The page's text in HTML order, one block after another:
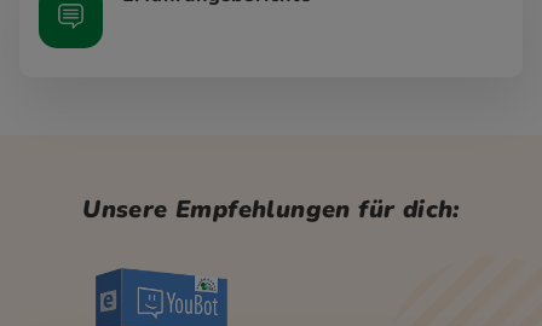
Unsere Empfehlungen für dich: